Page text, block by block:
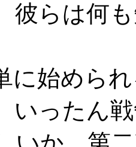
彼らは何
始めら
いったん